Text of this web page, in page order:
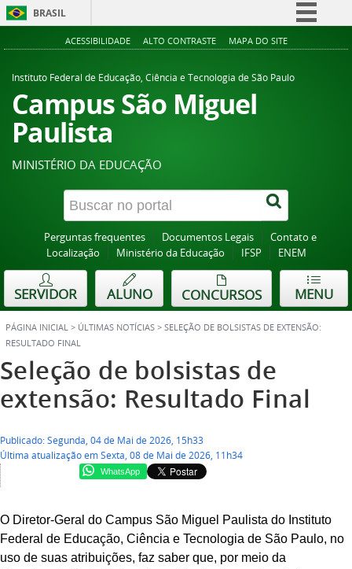
BRASIL
Simplifique!
Acesso à informação
ACESSIBILIDADE ALTO CONTRASTE MAPA DO SITE
Instituto Federal de Educação, Ciência e Tecnologia de São Paulo
Campus São Miguel
Paulista
MINISTÉRIO DA EDUCAÇÃO
Perguntas frequentes Documentos Legais
Contato e
Localização
Ministério da Educação IFSP ENEM
PÁGINA INICIAL > ÚLTIMAS NOTÍCIAS > SELEÇÃO DE BOLSISTAS DE EXTENSÃO:
RESULTADO FINAL
SERVIDOR ALUNO CONCURSOS MENU
Seleção de bolsistas de
extensão: Resultado Final
Publicado: Segunda, 04 de Mai de 2026, 15h33
Última atualização em Sexta, 08 de Mai de 2026, 11h34
WhatsApp
O Diretor-Geral do Campus São Miguel Paulista do Instituto
Federal de Educação, Ciência e Tecnologia de São Paulo, no
uso de suas atribuições, faz saber que, por meio da